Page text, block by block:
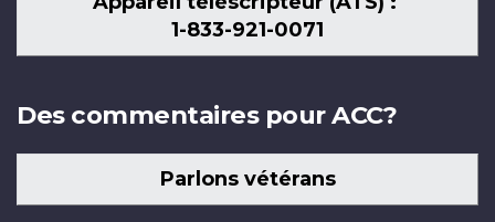
1-833-921-0071
Des commentaires pour ACC?
Parlons vétérans